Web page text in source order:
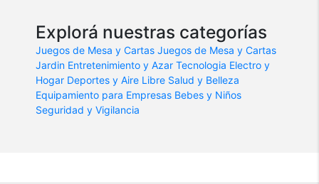
Explorá nuestras categorías
Juegos de Mesa y Cartas Juegos de Mesa y Cartas
Jardin Entretenimiento y Azar Tecnologia Electro y
Hogar Deportes y Aire Libre Salud y Belleza
Equipamiento para Empresas Bebes y Niños
Seguridad y Vigilancia